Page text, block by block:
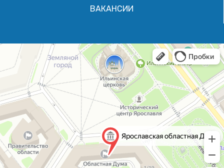
ВАКАНСИИ